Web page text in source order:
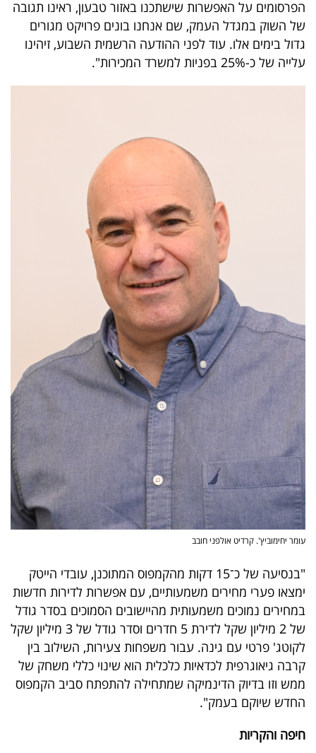
הפרסומים על האפשרות שישתכנו באזור טבעון, ראינו תגובה
של השוק במגדל העמק, שם אנחנו בונים פרויקט מגורים
גדול בימים אלו. עוד לפני ההודעה הרשמית השבוע, זיהינו
עלייה של כ-25% בפניות למשרד המכירות".
עומר יחימוביץ'. קרדיט אולפני חובב
"בנסיעה של כ־15 דקות מהקמפוס המתוכנן, עובדי הייטק
ימצאו פערי מחירים משמעותיים, עם אפשרות לדירות חדשות
במחירים נמוכים משמעותית מהיישובים הסמוכים בסדר גודל
של 2 מיליון שקל לדירת 5 חדרים וסדר גודל של 3 מיליון שקל
לקוטג' פרטי עם גינה. עבור משפחות צעירות, השילוב בין
קרבה גיאוגרפית לכדאיות כלכלית הוא שינוי כללי משחק של
ממש וזו בדיוק הדינמיקה שמתחילה להתפתח סביב הקמפוס
החדש שיוקם בעמק".
חיפה והקריות